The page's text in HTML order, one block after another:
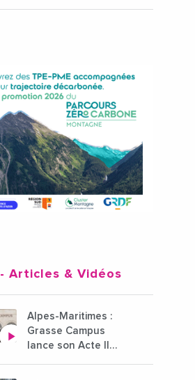
- Articles & Vidéos
Alpes-Maritimes :
Grasse Campus
lance son Acte II